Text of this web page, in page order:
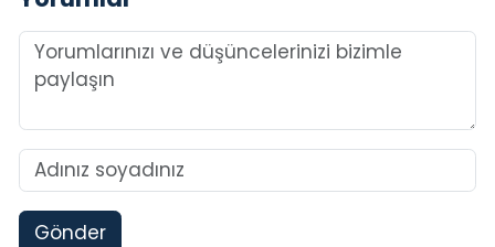
Gönder